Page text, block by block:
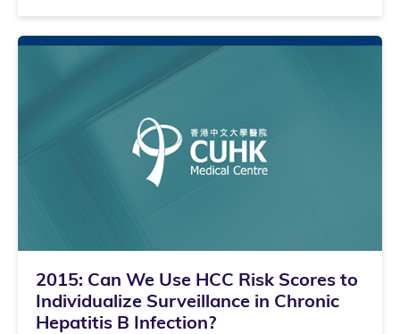
2015: Can We Use HCC Risk Scores to
Individualize Surveillance in Chronic
Hepatitis B Infection?